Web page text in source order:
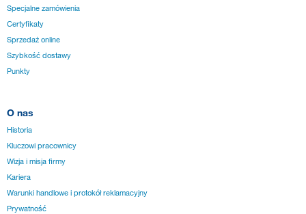
Specjalne zamówienia
Certyfikaty
Sprzedaż online
Szybkość dostawy
Punkty
O nas
Historia
Kluczowi pracownicy
Wizja i misja firmy
Kariera
Warunki handlowe i protokół reklamacyjny
Prywatność